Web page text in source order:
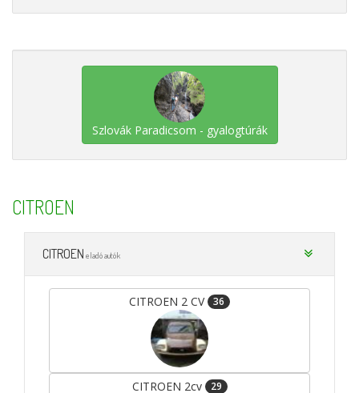
Szlovák Paradicsom - gyalogtúrák
CITROEN
CITROEN eladó autók
CITROEN 2 CV 36
CITROEN 2cv 29